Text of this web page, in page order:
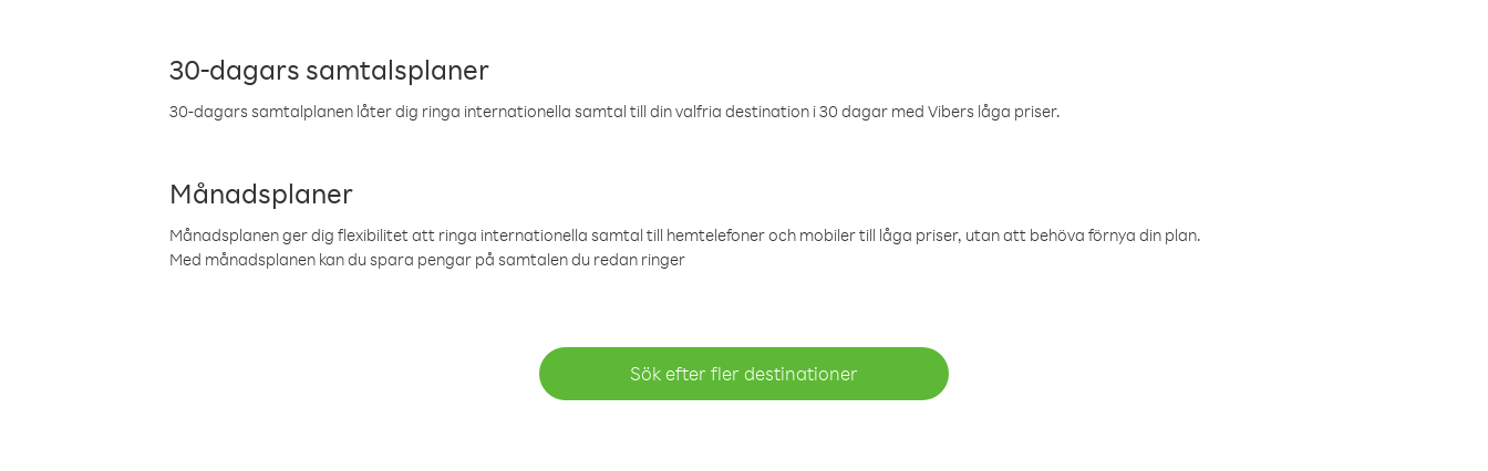
30-dagars samtalsplaner
30-dagars samtalplanen låter dig ringa internationella samtal till din valfria destination i 30 dagar med Vibers låga priser.
Månadsplaner
Månadsplanen ger dig flexibilitet att ringa internationella samtal till hemtelefoner och mobiler till låga priser, utan att behöva förnya din plan.
Med månadsplanen kan du spara pengar på samtalen du redan ringer
Sök efter fler destinationer